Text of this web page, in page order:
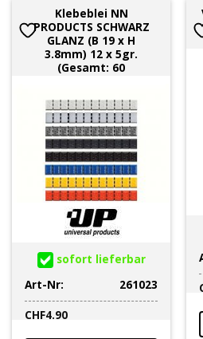
Klebeblei NN
PRODUCTS SCHWARZ
GLANZ (B 19 x H
3.8mm) 12 x 5gr.
(Gesamt: 60
sofort lieferbar
Art-Nr:
261023
CHF4.90